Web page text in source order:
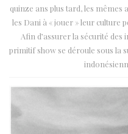
quinze ans plus tard, les
les Dani à « jouer » leur culture
Afin d’assurer la sécurité des
primitif show se déroule sous la